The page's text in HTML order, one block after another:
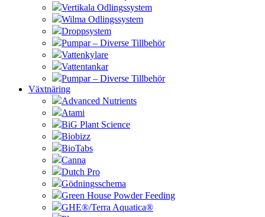
Vertikala Odlingssystem
Wilma Odlingssystem
Droppsystem
Pumpar – Diverse Tillbehör
Vattenkylare
Vattentankar
Pumpar – Diverse Tillbehör
Växtnäring
Advanced Nutrients
Atami
BiG Plant Science
Biobizz
BioTabs
Canna
Dutch Pro
Gödningsschema
Green House Powder Feeding
GHE®/Terra Aquatica®